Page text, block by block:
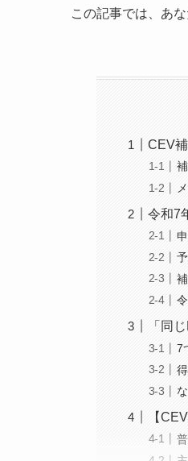
この記事では、あ
CEV
令和7
「同
7
【